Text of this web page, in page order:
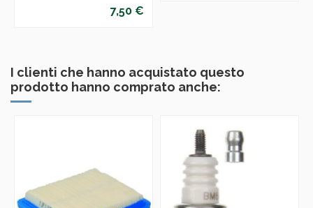
7,50 €
I clienti che hanno acquistato questo
prodotto hanno comprato anche: